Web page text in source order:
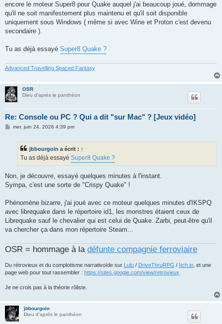
a
g
encore le moteur Super8 pour Quake auquel j'ai beaucoup joué, dommage
qu'il ne soit manifestement plus maintenu et qu'il soit disponible
uniquement sous Windows ( même si avec Wine et Proton c'est devenu
secondaire ).
Tu as déjà essayé Super8 Quake ?
Advanced Travelling Spaced Fantasy
OSR
Dieu d'après le panthéon
Re: Console ou PC ? Qui a dit "sur Mac" ? [Jeux vidéo]
Mmer. juin 24, 2026 4:39 pm
jbbourgoin a écrit : ↑
Tu as déjà essayé Super8 Quake ?
Non, je découvre, essayé quelques minutes à l'instant.
Sympa, c'est une sorte de "Crispy Quake" !
Phénomène bizarre, j'ai joué avec ce moteur quelques minutes d'IKSPQ
avec librequake dans le répertoire id1, les monstres étaient ceux de
Librequake sauf le chevalier qui est celui de Quake. Zarbi, peut-être qu'il
va chercher ça dans mon répertoire Steam...
OSR = hommage à la défunte compagnie ferroviaire
Du rétrovieux et du complotisme narrativoïde sur Lulu / DriveThruRPG / Itch.io , et une
page web pour tout rassembler : https://sites.google.com/view/retrovieux
Je ne crois pas à la théorie rôliste.
jbbourgoin
Dieu d'après le panthéon